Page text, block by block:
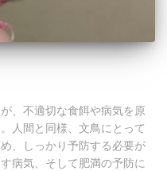
、不適切な食餌や病気を原
人間と同様、文鳥にとって
、しっかり予防する必要が
病気、そして肥満の予防に